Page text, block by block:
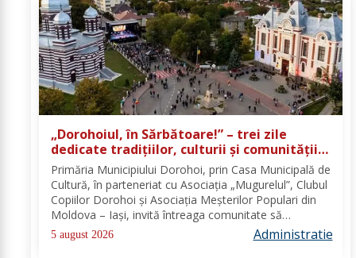
„Dorohoiul, în Sărbătoare!” – trei zile
dedicate tradițiilor, culturii și comunității
Trei tradiții. Un singur eveniment. O
singură sărbătoare!
Primăria Municipiului Dorohoi, prin Casa Municipală de
Cultură, în parteneriat cu Asociația „Mugurelul”, Clubul
Copiilor Dorohoi și Asociația Meșterilor Populari din
Moldova – Iași, invită întreaga comunitate să
participe, în perioada 28–30 august 2026, la
evenimentul „Dorohoiul, în Sărbătoare!”....
5 august 2026 Administratie